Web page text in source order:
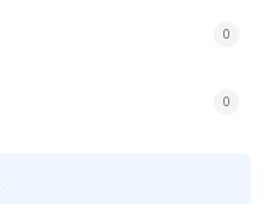
0
0